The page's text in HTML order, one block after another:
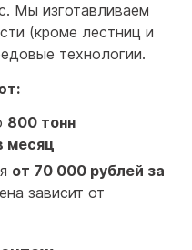
Мы изготавливаем
(кроме лестниц и
технологии.
800 тонн
месяц
от 70 000 рублей за
зависит от